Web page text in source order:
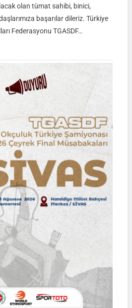
olan tümat sahibi, binici,
başarılar dileriz. Türkiye
Federasyonu TGASDF…